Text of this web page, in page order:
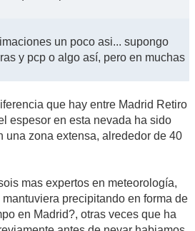
un poco asi... supongo
y pcp o algo así, pero en muchas
que hay entre Madrid Retiro
espesor en esta nevada ha sido
una zona extensa, alrededor de 40
mas expertos en meteorología,
precipitando en forma de
en Madrid?, otras veces que ha